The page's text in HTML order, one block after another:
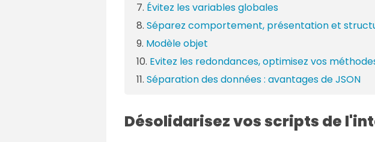
Évitez les variables globales
Séparez comportement, présentation et
Modèle objet
Evitez les redondances, optimisez vos
Séparation des données : avantages de JSON
Désolidarisez vos scripts de